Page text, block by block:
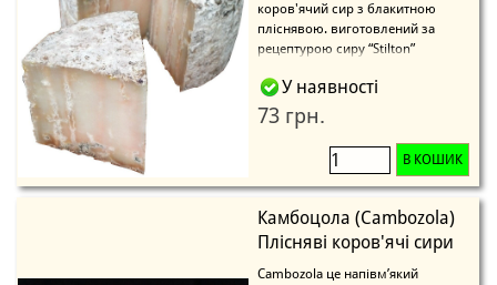
коров'ячий сир з блакитною
пліснявою. виготовлений за
рецептурою сиру “Stilton”
У наявності
73 грн.
В КОШИК
Камбоцола (Cambozola)
Плісняві коров'ячі сири
Cambozola це напівм’який